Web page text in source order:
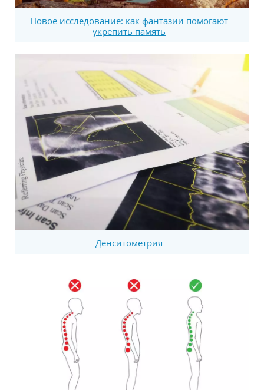
Новое исследование: как фантазии помогают
укрепить память
Денситометрия